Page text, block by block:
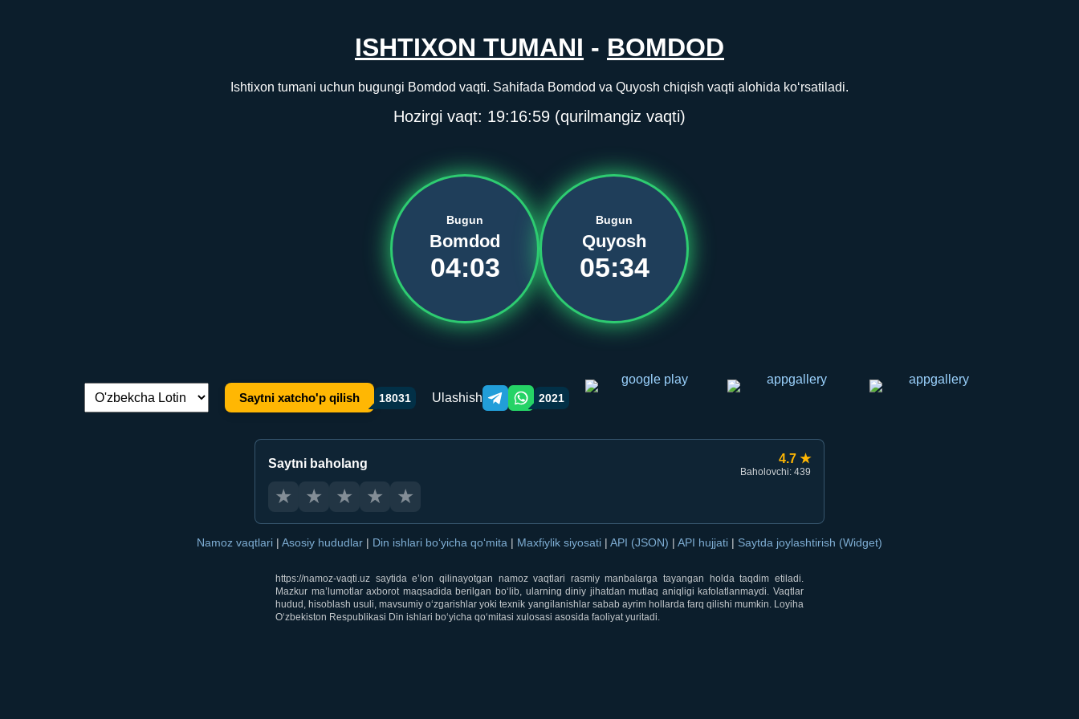
ISHTIXON TUMANI - BOMDOD
Ishtixon tumani uchun bugungi Bomdod vaqti. Sahifada Bomdod va Quyosh chiqish vaqti alohida ko‘rsatiladi.
Hozirgi vaqt: 19:16:59 (qurilmangiz vaqti)
Bugun
Bomdod
04:03
Bugun
Quyosh
05:34
Tilni almashtirish: Saytni xatcho'p qilish 18031 Ulashish Telegram orqali ulashish
WhatsApp orqali ulashish
2021
Saytni baholang 4.7 ★
Baholovchi: 439
★ ★ ★ ★ ★
Namoz vaqtlari | Asosiy hududlar | Din ishlari bo‘yicha qo‘mita | Maxfiylik siyosati | API (JSON) | API hujjati | Saytda joylashtirish (Widget)
https://namoz-vaqti.uz saytida e’lon qilinayotgan namoz vaqtlari rasmiy manbalarga tayangan holda taqdim etiladi.
Mazkur ma’lumotlar axborot maqsadida berilgan bo‘lib, ularning diniy jihatdan mutlaq aniqligi kafolatlanmaydi. Vaqtlar
hudud, hisoblash usuli, mavsumiy o‘zgarishlar yoki texnik yangilanishlar sabab ayrim hollarda farq qilishi mumkin. Loyiha
O‘zbekiston Respublikasi Din ishlari bo‘yicha qo‘mitasi xulosasi asosida faoliyat yuritadi.